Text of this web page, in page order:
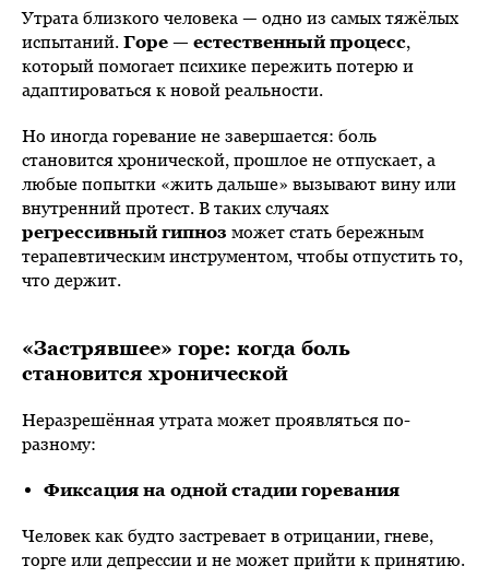
Утрата близкого человека — одно из самых тяжёлых
испытаний. Горе — естественный процесс,
который помогает психике пережить потерю и
адаптироваться к новой реальности.
Но иногда горевание не завершается: боль
становится хронической, прошлое не отпускает, а
любые попытки «жить дальше» вызывают вину или
внутренний протест. В таких случаях
регрессивный гипноз может стать бережным
терапевтическим инструментом, чтобы отпустить то,
что держит.
«Застрявшее» горе: когда боль
становится хронической
Неразрешённая утрата может проявляться по-
разному:
Фиксация на одной стадии горевания
Человек как будто застревает в отрицании, гневе,
торге или депрессии и не может прийти к принятию.